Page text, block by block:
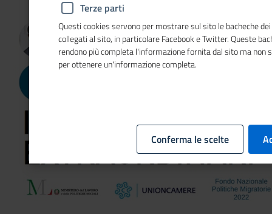
Terze parti
Questi cookies servono per mostrare sul sito le bacheche
collegati al sito, in particolare Facebook e Twitter. Queste
rendono più completa l'informazione fornita dal sito ma non
per ottenere un'informazione completa.
Conferma le scelte